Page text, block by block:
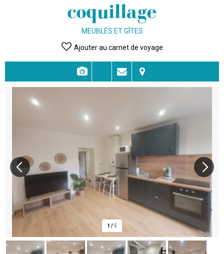
coquillage
MEUBLÉS ET GÎTES
Ajouter au carnet de voyage
1 /5